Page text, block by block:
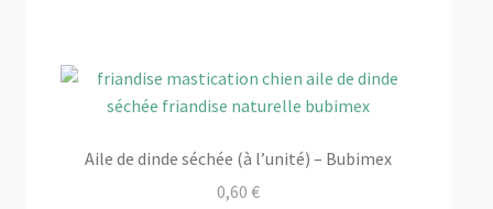
Aile de dinde séchée (à l’unité) – Bubimex
0,60 €